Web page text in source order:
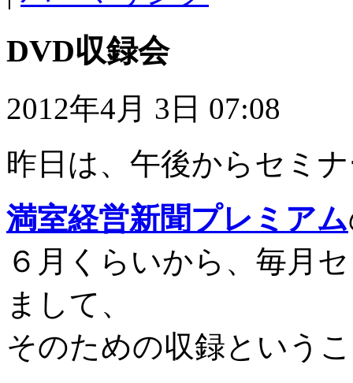
DVD収録会
2012年4月 3日 07:08
昨日は、午後からセミ
満室経営新聞プレミアム
６月くらいから、毎月
まして、
そのための収録という